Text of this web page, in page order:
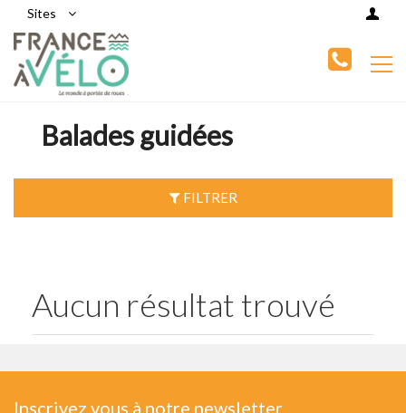
Sites
Balades guidées
FILTRER
Aucun résultat trouvé
Inscrivez vous à notre newsletter